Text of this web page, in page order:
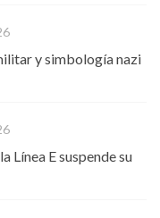
y simbología nazi
Línea E suspende su